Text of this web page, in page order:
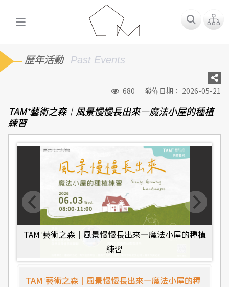
歷年活動 Past Events
680 發佈日期： 2026-05-21
TAM⁺藝術之森｜風景慢慢長出來—魔法小屋的種植
練習
TAM⁺藝術之森｜風景慢慢長出來—魔法小屋的種植
練習
TAM⁺藝術之森｜風景慢慢長出來—魔法小屋的種